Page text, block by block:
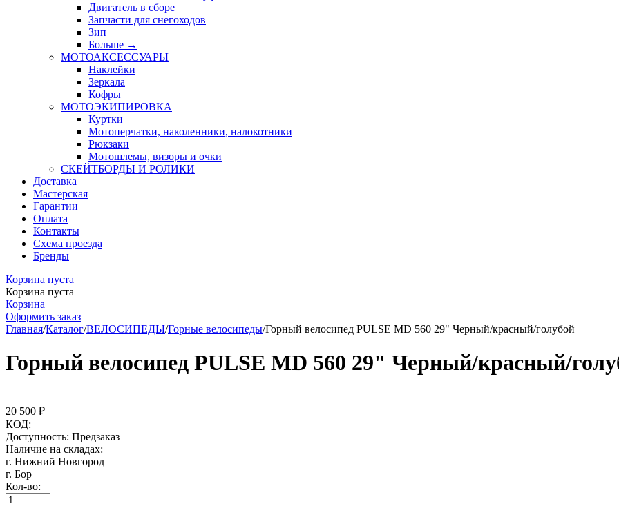
Двигатель в сборе
Запчасти для снегоходов
Зип
Больше →
МОТОАКСЕССУАРЫ
Наклейки
Зеркала
Кофры
МОТОЭКИПИРОВКА
Куртки
Мотоперчатки, наколенники, налокотники
Рюкзаки
Мотошлемы, визоры и очки
СКЕЙТБОРДЫ И РОЛИКИ
Доставка
Мастерская
Гарантии
Оплата
Контакты
Схема проезда
Бренды
Корзина пуста
Корзина пуста
Корзина
Оформить заказ
Главная/Каталог/ВЕЛОСИПЕДЫ/Горные велосипеды/Горный велосипед PULSE MD 560 29" Черный/красный/голубой
Горный велосипед PULSE MD 560 29" Черный/красный/
20 500 ₽
КОД:
Доступность: Предзаказ
Наличие на складах:
г. Нижний Новгород
г. Бор
Кол-во: